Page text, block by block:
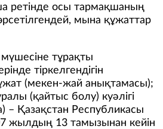
ретінде осы тармақшаның
мына құжаттар
тұрақты
тіркелгендігін
(мекен-жай анықтамасы);
(қайтыс болу) куәлігі
– Қазақстан Республикасы
жылдың 13 тамызынан кейін